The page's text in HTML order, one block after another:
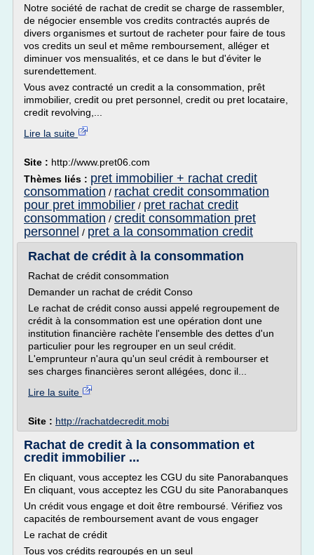
Notre société de rachat de credit se charge de rassembler,
de négocier ensemble vos credits contractés auprés de
divers organismes et surtout de racheter pour faire de tous
vos credits un seul et même remboursement, alléger et
diminuer vos mensualités, et ce dans le but d'éviter le
surendettement.
Vous avez contracté un credit a la consommation, prêt
immobilier, credit ou pret personnel, credit ou pret locataire,
credit revolving,...
Lire la suite
Site : http://www.pret06.com
Thèmes liés : pret immobilier + rachat credit
consommation / rachat credit consommation
pour pret immobilier / pret rachat credit
consommation / credit consommation pret
personnel / pret a la consommation credit
Rachat de crédit à la consommation
Rachat de crédit consommation
Demander un rachat de crédit Conso
Le rachat de crédit conso aussi appelé regroupement de
crédit à la consommation est une opération dont une
institution financière rachète l'ensemble des dettes d'un
particulier pour les regrouper en un seul crédit.
L'emprunteur n'aura qu'un seul crédit à rembourser et
ses charges financières seront allégées, donc il...
Lire la suite
Site : http://rachatdecredit.mobi
Rachat de credit à la consommation et
credit immobilier ...
En cliquant, vous acceptez les CGU du site Panorabanques
En cliquant, vous acceptez les CGU du site Panorabanques
Un crédit vous engage et doit être remboursé. Vérifiez vos
capacités de remboursement avant de vous engager
Le rachat de crédit
Tous vos crédits regroupés en un seul